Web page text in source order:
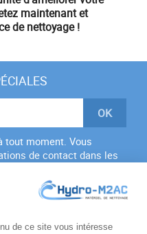
maintenantet
de nettoyage !
tout moment. Vous
de contact dans les
politique de